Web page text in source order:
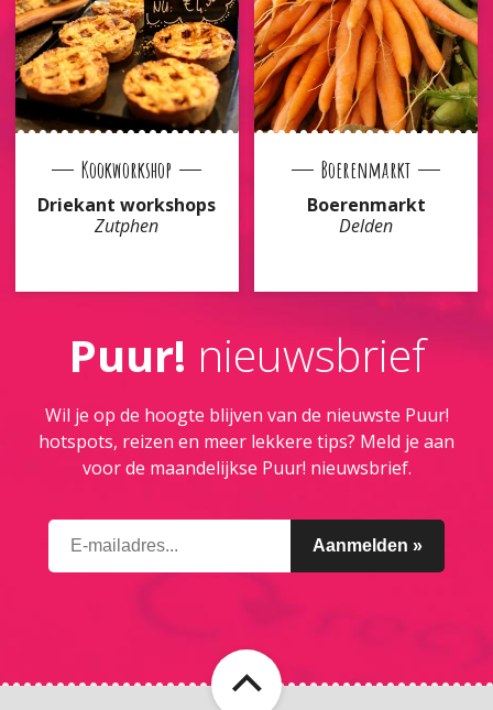
Kookworkshop
Driekant workshops
Zutphen
Boerenmarkt
Boerenmarkt
Delden
Puur! nieuwsbrief
Wil je op de hoogte blijven van de nieuwste Puur!
hotspots, reizen en meer lekkere tips? Meld je aan
voor de maandelijkse Puur! nieuwsbrief.